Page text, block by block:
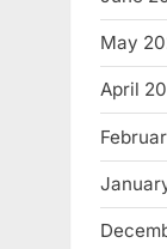
May
April